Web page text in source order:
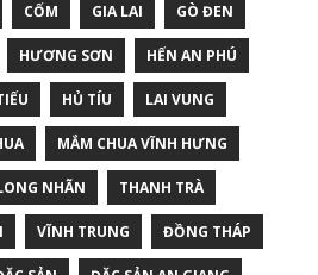
CỐM GIA LAI GÒ ĐEN
HƯƠNG SƠN HẾN AN PHÚ
HỦ TÍU LAI VUNG
MẮM CHUA VĨNH HƯNG
NHÃN THANH TRÀ
VĨNH TRUNG ĐỒNG THÁP